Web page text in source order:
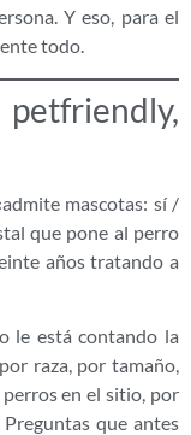
Y eso, para el
todo.
mascotas: sí /
que pone al perro
años tratando a
le está contando la
raza, por tamaño,
en el sitio, por
que antes